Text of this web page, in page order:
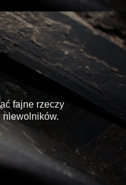
fajne rzeczy
niewolników.